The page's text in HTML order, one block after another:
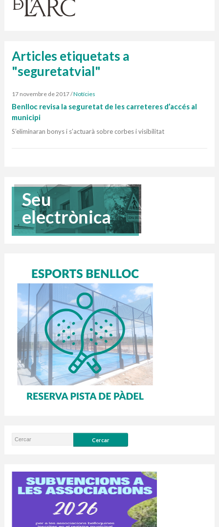
Articles etiquetats a
"seguretatvial"
17 novembre de 2017/Notícies
Benlloc revisa la seguretat de les carreteres d’accés al
municipi
S’eliminaran bonys i s’actuarà sobre corbes i visibilitat